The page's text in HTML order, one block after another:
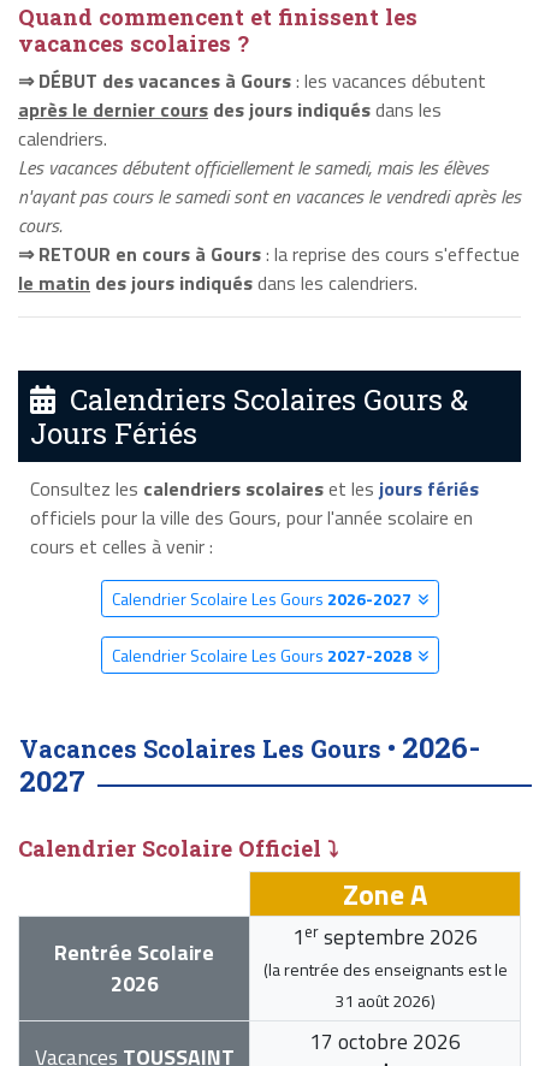
Quand commencent et finissent les
vacances scolaires ?
⇒ DÉBUT des vacances à Gours: les vacances débutent
après le dernier cours des jours indiquésdans les
calendriers.
Les vacances débutent officiellement le samedi, mais les élèves
n'ayant pas cours le samedi sont en vacances le vendredi après les
cours.
⇒ RETOUR en cours à Gours: la reprise des cours s'effectue
le matin des jours indiquésdans les calendriers.
Calendriers Scolaires Gours &
Jours Fériés
Consultez les calendriers scolaireset les jours fériés
officiels pour la ville des Gours, pour l'année scolaire en
cours et celles à venir :
Calendrier Scolaire Les Gours 2026-2027
Calendrier Scolaire Les Gours 2027-2028
Vacances Scolaires Les Gours • 2026-
2027
Calendrier Scolaire Officiel ⤵
Zone A
Rentrée Scolaire
2026
1 er septembre 2026
(la rentrée des enseignants est le
31 août 2026)
Vacances TOUSSAINT 17 octobre 2026